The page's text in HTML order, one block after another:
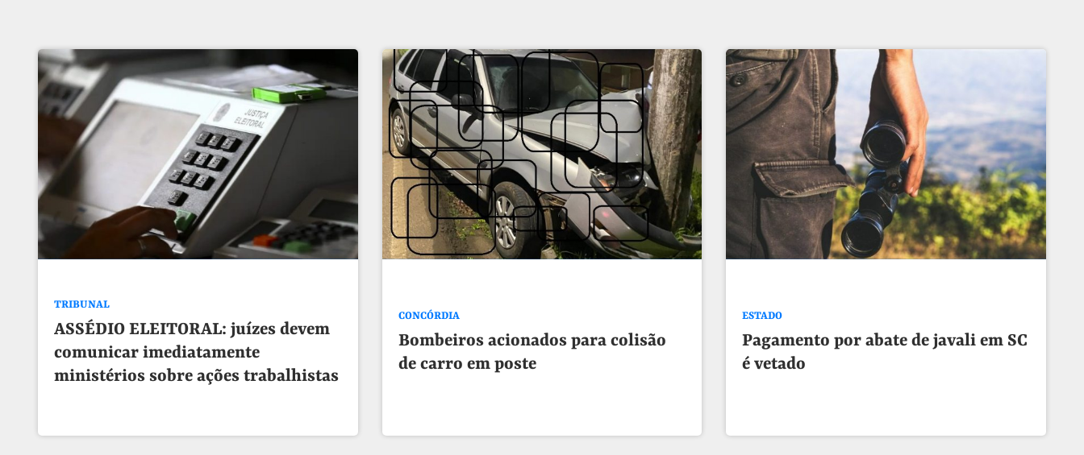
TRIBUNAL
ASSÉDIO ELEITORAL: juízes devem
comunicar imediatamente
ministérios sobre ações trabalhistas
CONCÓRDIA
Bombeiros acionados para colisão
de carro em poste
ESTADO
Pagamento por abate de javali em SC
é vetado